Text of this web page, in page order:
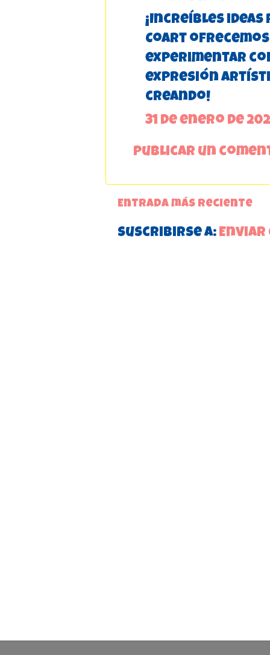
¡Increíbles
Coart
experimentar
expresión
creando!
31 de enero de
Publicar un
Entrada más reciente
Suscribirse a: Enviar